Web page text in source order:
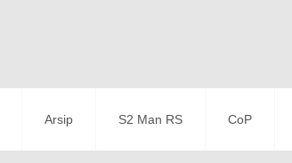
Arsip S2 Man RS CoP